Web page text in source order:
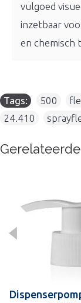
vulgoed
inzetbaar
en chemisch
Tags: 500
24.410